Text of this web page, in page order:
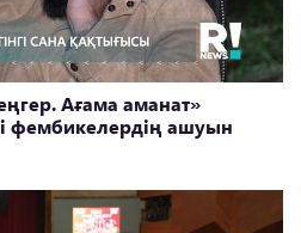
Ағама аманат»
фембикелердің ашуын